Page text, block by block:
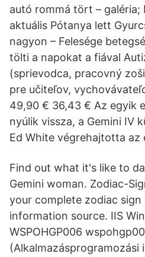
autó rommá tört – galéria;
aktuális Pótanya lett
nagyon – Felesége
tölti a napokat a fiával
(sprievodca, pracovný
pre učiteľov,
49,90 € 36,43 € Az egyik
nyúlik vissza, a Gemini IV
Ed White végrehajtotta az
Find out what it's like to
Gemini woman. Zodiac-
your complete zodiac sign
information source. IIS
WSPOHGP006
(Alkalmazásprogramozási